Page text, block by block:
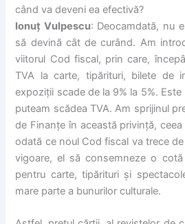
când va deveni ea efectivă?
Ionuț Vulpescu: Deocamdată, nu
să devină cât de curând. Am
viitorul Cod fiscal, prin care,
TVA la carte, tipărituri, bilete de
expoziții scade de la 9% la 5%.
puteam scădea TVA. Am sprijinul
de Finanțe în această privință,
odată ce noul Cod fiscal va trece
vigoare, el să consemneze o
pentru carte, tipărituri și
mare parte a bunurilor culturale.